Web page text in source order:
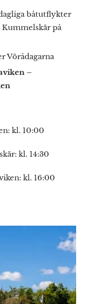
båtutflykter
på
Vörådagarna
–
kl. 10:00
kl. 14:30
kl. 16:00